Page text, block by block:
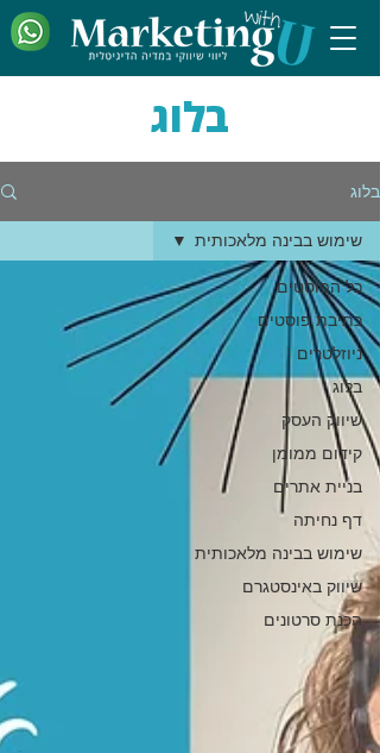
בלוג
בלוג
כל הפוסטים
כתיבת פוסטים
ניוזלטרים
בלוג
שיווק העסק
קידום ממומן
בניית אתרים
דף נחיתה
שימוש בבינה מלאכותית
שיווק באינסטגרם
הכנת סרטונים
שימוש בבינה מלאכותית